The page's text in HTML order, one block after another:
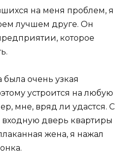
на меня проблем, я
лучшем друге. Он
которое
очень узкая
устроится на любую
мне, вряд ли удастся. С
дверь квартиры
жена, я нажал